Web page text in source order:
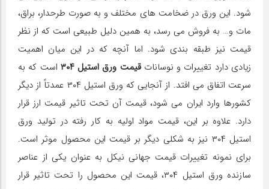
شود. این ورق در ضخامت های مختلف و به صورت طرحدار، براق،
مات و… به فروش می رسد، به همین دلیل طبیعی است که از نظر
قیمت نیز طبقه‌ بندی شود. اما آنچه که در این میان اهمیت
زیادی دارد تغییرات و نوساناتقیمت ورق استیل ۳۰۴
است که به
سرعت اتفاق می‌ افتد. از آنجایی که ورق استیل ۳۰۴ عمدتاً از دیگر
کشورها وارد ایران می شود، قیمت آن تحت تاثیر قیمت ارز قرار
دارد. علاوه بر این، قیمت مواد اولیه به کار رفته در تولید ورق
استیل ۳۰۴ نیز به شکلی دیگر بر قیمت این محصول موثر است.
برای نمونه تغییرات قیمت جهانی نیکل به عنوان یکی از عناصر
سازنده ورق استیل ۳۰۴، قیمت این محصول را تحت تاثیر قرار